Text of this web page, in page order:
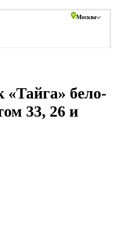
Москва
«Тайга» бело-
33, 26 и